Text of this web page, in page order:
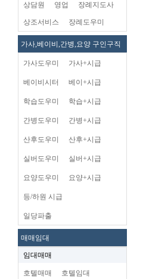
상담원 영업 장례지도사
상조서비스 장례도우미
가사,베이비,간병,요양 구인구직
가사도우미 가사+시급
베이비시터 베이+시급
학습도우미 학습+시급
간병도우미 간병+시급
산후도우미 산후+시급
실버도우미 실버+시급
요양도우미 요양+시급
등/하원 시급
일당파출
매매임대
임대매매
호텔매매 호텔임대